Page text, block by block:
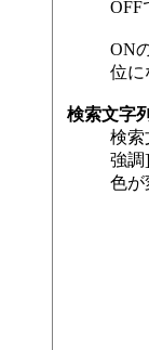
OFF
ON
位に
検索文字
検索
強調
色が